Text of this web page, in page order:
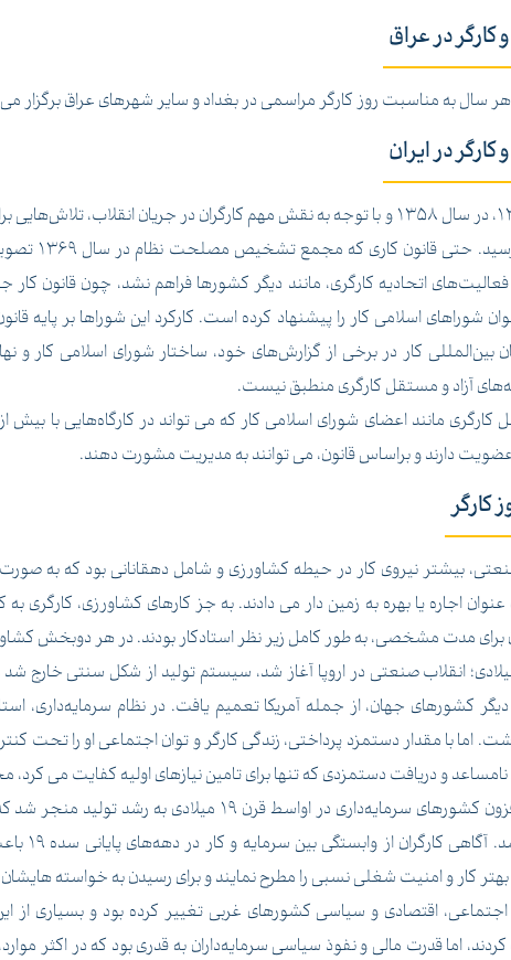
کارگر در عراق
سال به مناسبت روز کارگر مراسمی در بغداد و سایر شهرهای عراق برگزار
در ایران
پس از انقلاب 1357، در سال 1358 و با توجه به نقش مهم کارگران در
به جایی
اتحادیه کارگری، مانند دیگر کشورها فراهم نشد، چون قانون
بین‌المللی کار در برخی از گزارش‌های خود، ساختار شورای اسلامی کار
آزاد و مستقل کارگری منطبق نیست.
دارند و براساس قانون، می توانند به مدیریت مشورت دهند.
کارگر
بیشتر نیروی کار در حیطه کشاورزی و شامل دهقانانی بود که به
اجاره یا بهره به زمین دار می‌ دادند. به جز کارهای کشاورزی، کارگری
برای مدت مشخصی، به طور کامل زیر نظر استادکار بودند. در هر دوبخش
اواخر قرن 18 میلادی؛ انقلاب صنعتی در اروپا آغاز شد، سیستم تولید از شکل
کشور‌های جهان، از جمله آمریکا تعمیم یافت. در نظام سرمایه‌داری،
اما با مقدار دستمزد پرداختی، زندگی کارگر و توان اجتماعی او را تحت
و دریافت دستمزدی که تنها برای تامین نیازهای اولیه کفایت می کرد،
رشد اقتصادی روزافزون کشورهای سرمایه‌داری در
عرضه
کار و امنیت شغلی نسبی را مطرح نمایند و برای رسیدن به خواسته هایشان،
اقتصادی و سیاسی کشورهای غربی تغییر کرده بود و بسیاری از
اما قدرت مالی و نفوذ سیاسی سرمایه‌داران به قدری بود که در اکثر